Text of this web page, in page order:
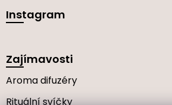
Instagram
Zajímavosti
Aroma difuzéry
Rituální svíčky